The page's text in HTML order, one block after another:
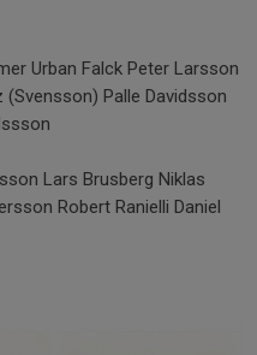
Urban Falck Peter Larsson
Palle Davidsson
Lars Brusberg Niklas
Robert Ranielli Daniel